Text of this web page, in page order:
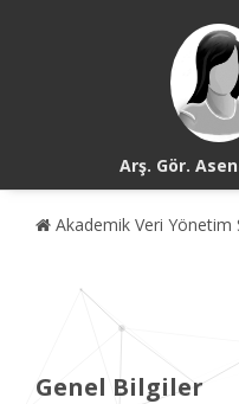
Arş. Gör.
Akademik Veri Yönetim
Genel Bilgiler